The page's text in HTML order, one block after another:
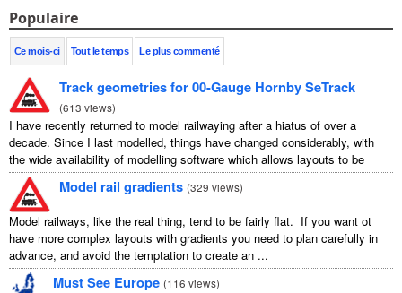
Populaire
Ce mois-ci Tout le temps Le plus commenté
Track geometries for 00-Gauge Hornby SeTrack
(613 views)
I have recently returned to model railwaying after a hiatus of over a
decade. Since I last modelled, things have changed considerably, with
the wide availability of modelling software which allows layouts to be
carefully ...
Model rail gradients (329 views)
Model railways, like the real thing, tend to be fairly flat. If you want ot
have more complex layouts with gradients you need to plan carefully in
advance, and avoid the temptation to create an ...
Must See Europe (116 views)